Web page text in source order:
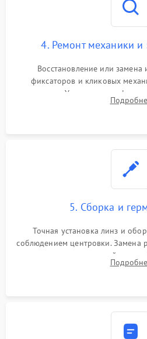
4. Ремонт механики и
Восстановление или
фиксаторов и кликовых
поправок. Устранение люфтов
поврежденных линз, разбитой
5. Сборка и
Точная установка линз и
соблюдением центровки. Замена
нанесение влагозащитной
и заполнение его осушенным